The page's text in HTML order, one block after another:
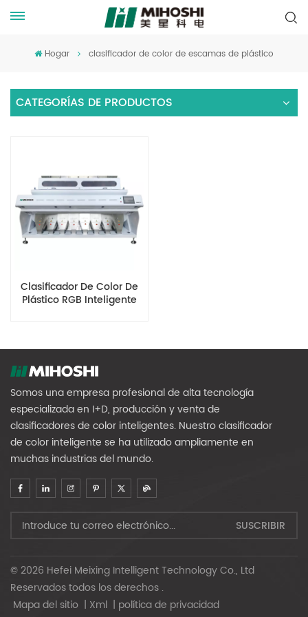
Hogar clasificador de color de escamas de plástico
CATEGORÍAS DE PRODUCTOS
Clasificador De Color De
Plástico RGB Inteligente
Somos una empresa profesional de alta tecnología
especializada en I+D, producción y venta de
clasificadores de color inteligentes. Nuestro clasificador
de color inteligente se ha utilizado ampliamente en
muchas industrias del mundo.
© 2026 Hefei Meixing Intelligent Technology Co., Ltd
Reservados todos los derechos .
Mapa del sitio | Xml | política de privacidad